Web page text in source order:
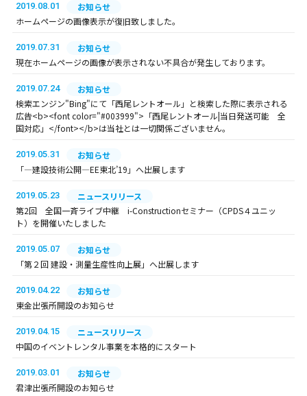
2019.08.01
お知らせ
ホームページの画像表示が復旧致しました。
2019.07.31
お知らせ
現在ホームページの画像が表示されない不具合が発生しております。
2019.07.24
お知らせ
検索エンジン"Bing"にて「西尾レントオール」と検索した際に表示される
広告<b><font color="#003999">「西尾レントオール|当日発送可能 全
国対応」</font></b>は当社とは一切関係ございません。
2019.05.31
お知らせ
「―建設技術公開―EE東北’19」へ出展します
2019.05.23
ニュースリリース
第2回 全国一斉ライブ中継 i-Constructionセミナー（CPDS４ユニッ
ト）を開催いたしました
2019.05.07
お知らせ
「第２回 建設・測量生産性向上展」へ出展します
2019.04.22
お知らせ
東金出張所開設のお知らせ
2019.04.15
ニュースリリース
中国のイベントレンタル事業を本格的にスタート
2019.03.01
お知らせ
君津出張所開設のお知らせ